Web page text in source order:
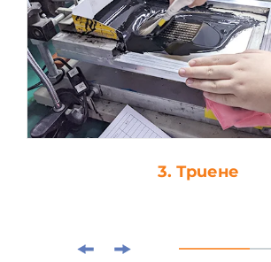
3. Триене